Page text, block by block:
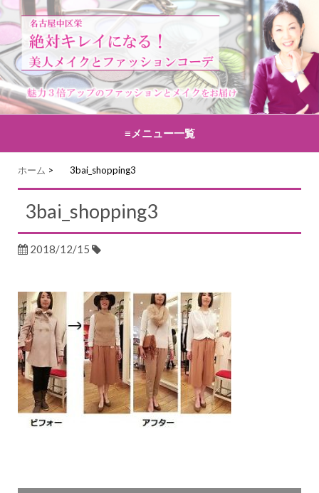
≡メニュー一覧
ホーム > 3bai_shopping3
3bai_shopping3
2018/12/15